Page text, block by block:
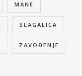
MANE
SLAGALICA
ZAVOĐENJE